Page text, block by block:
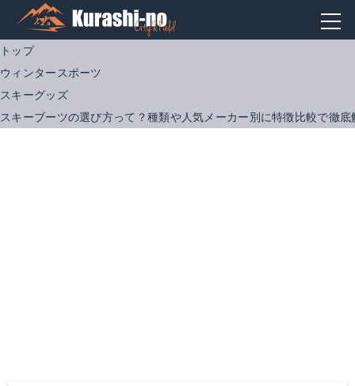
トップ
ウィンタースポーツ
スキーグッズ
スキーブーツの選び方って？種類や人気メーカー別に特徴比較で徹底